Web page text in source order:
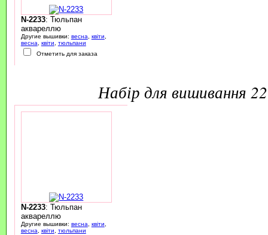
N-2233: Тюльпан
аквареллю
Другие вышивки: весна квіти
весна
квіти
тюльпани
Отметить для заказа
набір для вишивання
N-2233: Тюльпан
аквареллю
Другие вышивки: весна, квіти,
весна, квіти, тюльпани